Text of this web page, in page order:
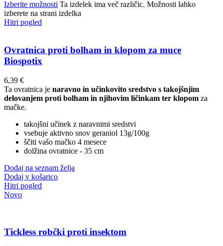
Izberite možnosti Ta izdelek ima več različic. Možnosti lahko
izberete na strani izdelka
Hitri pogled
Ovratnica proti bolham in klopom za muce
Biospotix
6,39 €
Ta ovratnica je naravno in učinkovito sredstvo s takojšnjim
delovanjem proti bolham in njihovim ličinkam ter klopom za
mačke.
takojšni učinek z naravnimi sredstvi
vsebuje aktivno snov geraniol 13g/100g
ščiti vašo mačko 4 mesece
dolžina ovratnice - 35 cm
Dodaj na seznam želja
Dodaj v košarico
Hitri pogled
Novo
Tickless robčki proti insektom